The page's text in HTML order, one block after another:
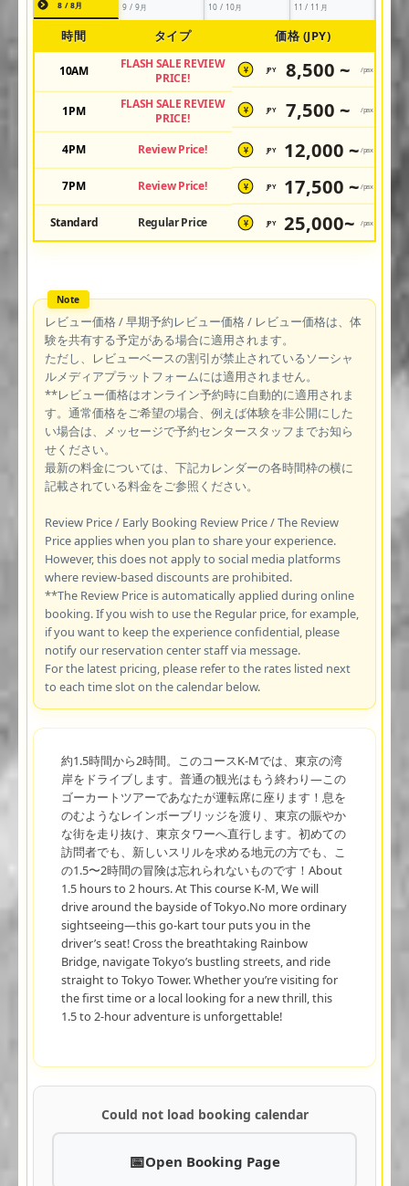
8 / 8月 9 / 9月 10 / 10月 11 / 11月
時間 タイプ 価格 (JPY)
10AM
FLASH SALE REVIEW
PRICE!
¥ JPY 8,500 ~ /pax
1PM
FLASH SALE REVIEW
PRICE!
¥ JPY 7,500 ~ /pax
4PM Review Price! ¥ JPY 12,000 ~ /pax
7PM Review Price! ¥ JPY 17,500 ~ /pax
Standard Regular Price ¥ JPY 25,000~ /pax
レビュー価格 / 早期予約レビュー価格 / レビュー価格は、体
験を共有する予定がある場合に適用されます。
ただし、レビューベースの割引が禁止されているソーシャ
ルメディアプラットフォームには適用されません。
**レビュー価格はオンライン予約時に自動的に適用されま
す。通常価格をご希望の場合、例えば体験を非公開にした
い場合は、メッセージで予約センタースタッフまでお知ら
せください。
最新の料金については、下記カレンダーの各時間枠の横に
記載されている料金をご参照ください。
Review Price / Early Booking Review Price / The Review
Price applies when you plan to share your experience.
However, this does not apply to social media platforms
where review-based discounts are prohibited.
**The Review Price is automatically applied during online
booking. If you wish to use the Regular price, for example,
if you want to keep the experience confidential, please
notify our reservation center staff via message.
For the latest pricing, please refer to the rates listed next
to each time slot on the calendar below.
約1.5時間から2時間。このコースK-Mでは、東京の湾
岸をドライブします。普通の観光はもう終わり—この
ゴーカートツアーであなたが運転席に座ります！息を
のむようなレインボーブリッジを渡り、東京の賑やか
な街を走り抜け、東京タワーへ直行します。初めての
訪問者でも、新しいスリルを求める地元の方でも、こ
の1.5〜2時間の冒険は忘れられないものです！About
1.5 hours to 2 hours. At This course K-M, We will
drive around the bayside of Tokyo.No more ordinary
sightseeing—this go-kart tour puts you in the
driver’s seat! Cross the breathtaking Rainbow
Bridge, navigate Tokyo’s bustling streets, and ride
straight to Tokyo Tower. Whether you’re visiting for
the first time or a local looking for a new thrill, this
1.5 to 2-hour adventure is unforgettable!
Could not load booking calendar
Open Booking Page